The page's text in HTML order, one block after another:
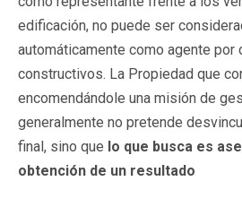
edificación, no puede ser
automáticamente como agente por
constructivos. La Propiedad que
encomendándole una misión de
generalmente no pretende
final, sino que lo que busca es
obtención de un resultado